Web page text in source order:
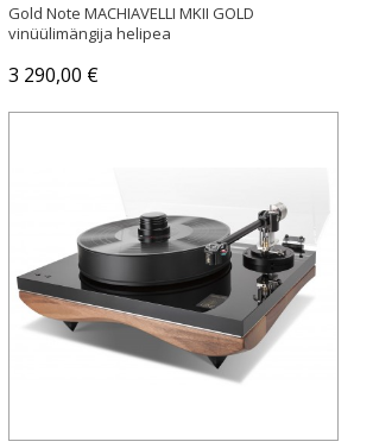
Gold Note MACHIAVELLI MKII GOLD
vinüülimängija helipea
3 290,00 €
OSTA